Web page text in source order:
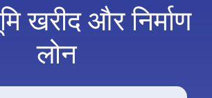
खरीद और निर्माण
लोन